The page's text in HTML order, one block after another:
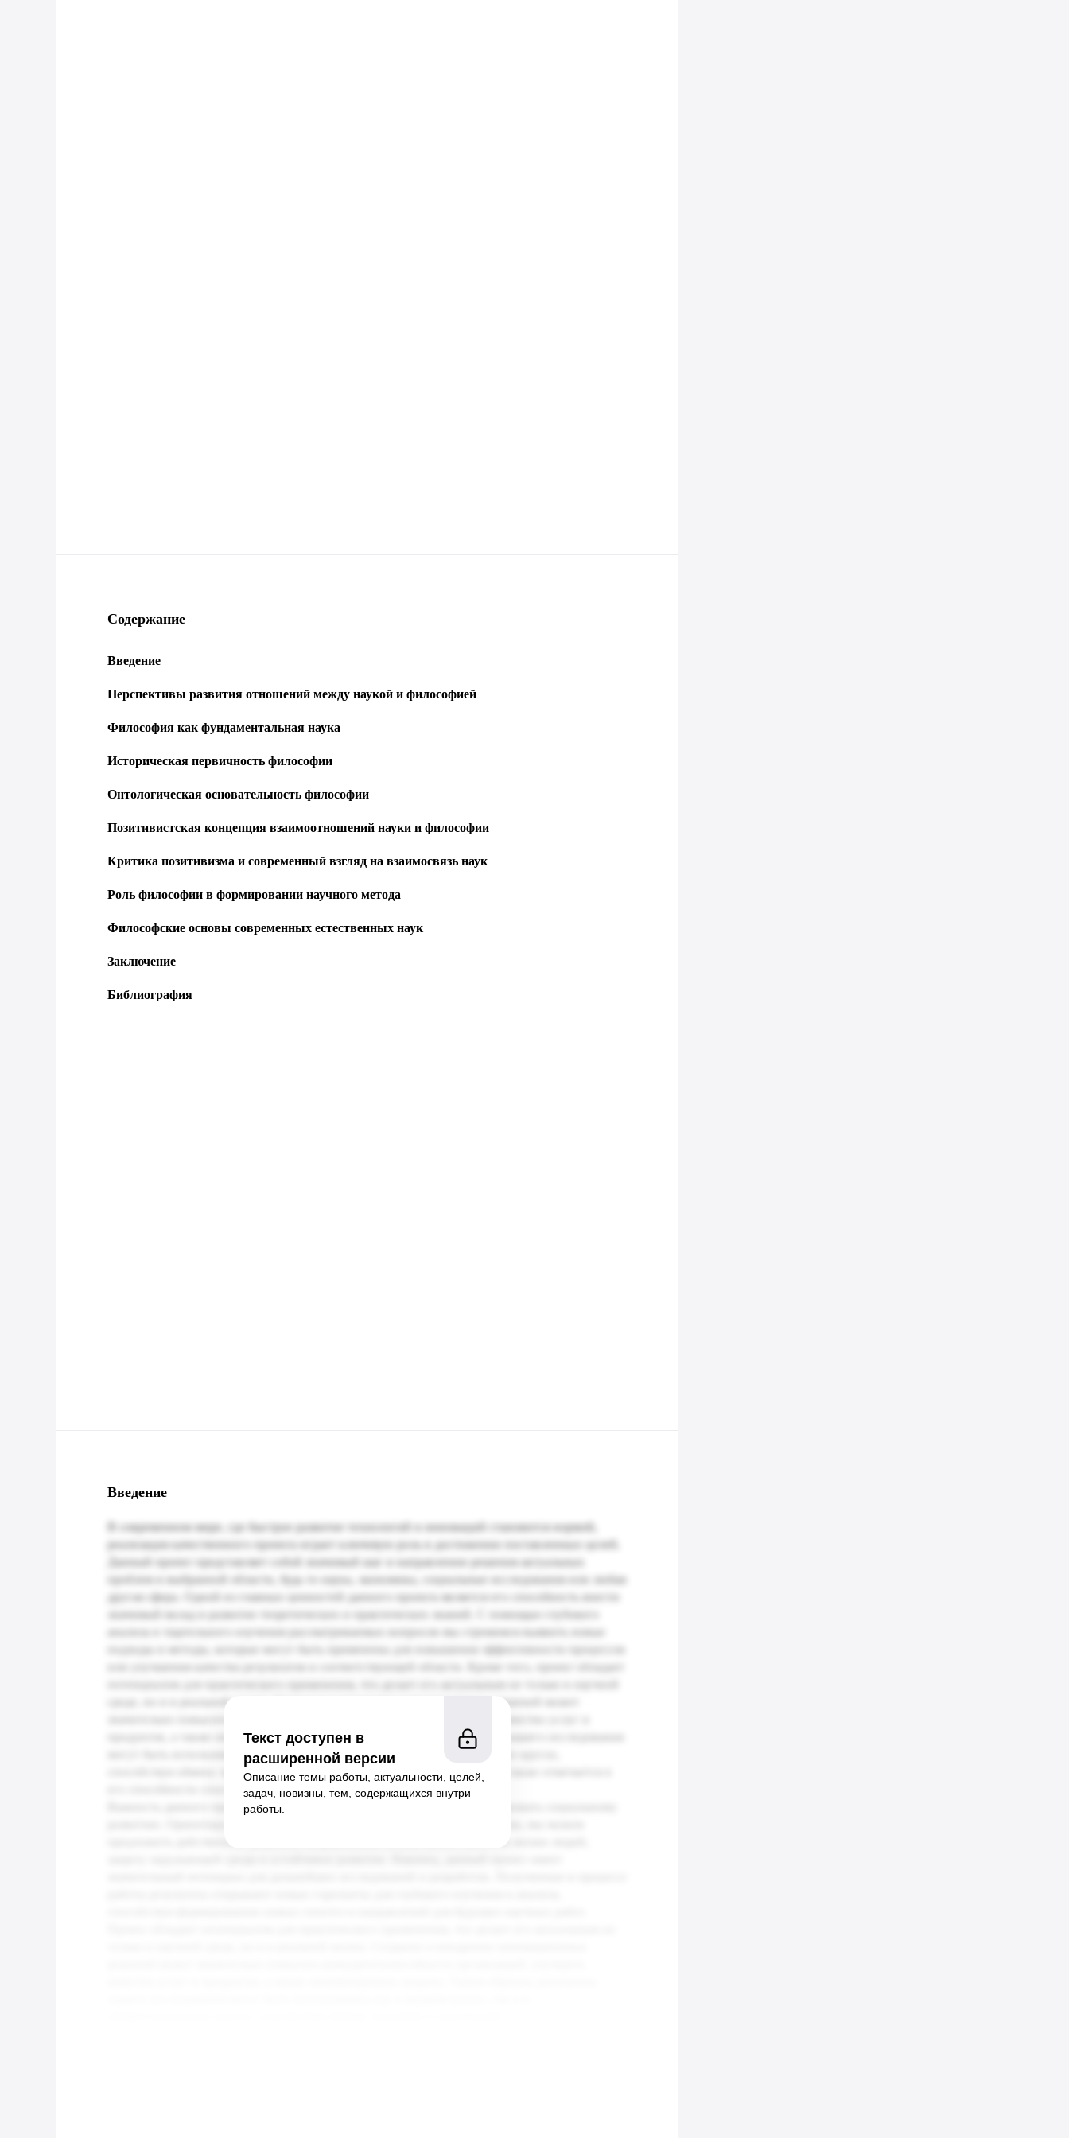
Содержание
Введение
Перспективы развития отношений между наукой и философией
Философия как фундаментальная наука
Историческая первичность философии
Онтологическая основательность философии
Позитивистская концепция взаимоотношений науки и философии
Критика позитивизма и современный взгляд на взаимосвязь наук
Роль философии в формировании научного метода
Философские основы современных естественных наук
Заключение
Библиография
Введение
Текст доступен в
расширенной версии
Описание темы работы, актуальности, целей,
задач, новизны, тем, содержащихся внутри
работы.